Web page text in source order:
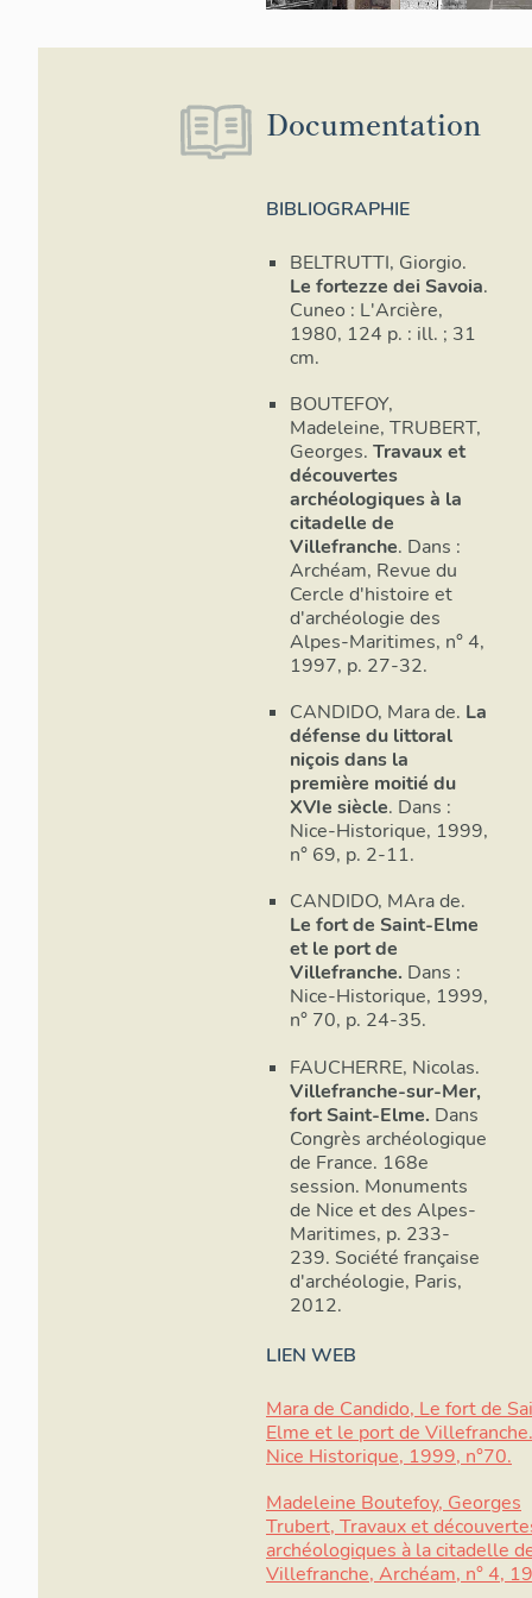
Face et
On notera
Documentation
BIBLIOGRAPHIE
BELTRUTTI, Giorgio.
Le fortezze dei Savoia.
Cuneo : L'Arcière,
1980, 124 p. : ill. ; 31
cm.
BOUTEFOY,
Madeleine, TRUBERT,
Georges. Travaux et
découvertes
archéologiques à la
citadelle de
Villefranche. Dans :
Archéam, Revue du
Cercle d'histoire et
d'archéologie des
Alpes-Maritimes, n° 4,
1997, p. 27-32.
CANDIDO, Mara de. La
défense du littoral
niçois dans la
première moitié du
XVIe siècle. Dans :
Nice-Historique, 1999,
n° 69, p. 2-11.
CANDIDO, MAra de.
Le fort de Saint-Elme
et le port de
Villefranche. Dans :
Nice-Historique, 1999,
n° 70, p. 24-35.
FAUCHERRE, Nicolas.
Villefranche-sur-Mer,
fort Saint-Elme. Dans
Congrès archéologique
de France. 168e
session. Monuments
de Nice et des Alpes-
Maritimes, p. 233-
239. Société française
d'archéologie, Paris,
2012.
LIEN WEB
Mara de Candido, Le fort de
Elme et le port de Villefranche.
Nice Historique, 1999, n°70.
Madeleine Boutefoy, Georges
Trubert, Travaux et
archéologiques à la citadelle
Villefranche, Archéam, n° 4,